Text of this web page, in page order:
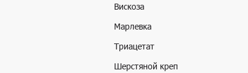
Вискоза
Марлевка
Триацетат
Шерстяной креп